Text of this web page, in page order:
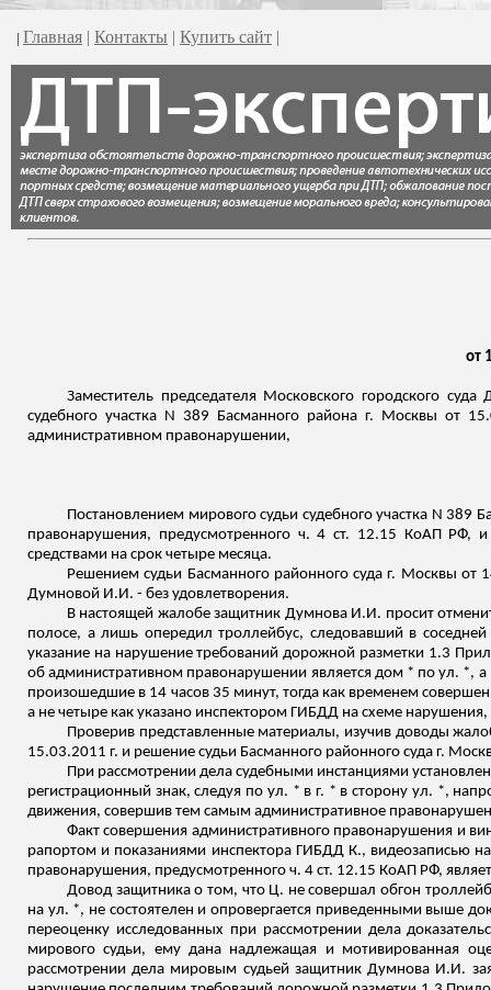
| Главная | Контакты | Купить сайт |
от
Заместитель председателя Московского городского
судебного участка N 389 Басманногорайона г. Москвы от
административном правонарушении,
Постановлением мирового судьи судебного участка N 389
правонарушения, предусмотренного ч. 4 ст. 12.15 КоАП РФ,
средствами на срок четыре месяца.
Решением судьи Басманногорайонного суда г. Москвы от
Думновой И.И. - без удовлетворения.
В настоящей жалобе защитник ДумноваИ.И. просит
полосе, а лишь опередил троллейбус, следовавший в
указание на нарушение требований дорожной разметки 1.3
об административном правонарушении является дом * по ул. *,
произошедшие в 14 часов 35 минут, тогда как временем
а не четыре как указано инспектором ГИБДД на схеме нарушения,
Проверив представленные материалы, изучив доводы
15.03.2011 г. и решение судьи Басманного районного суда г.
При рассмотрении дела судебными инстанциями
регистрационный знак, следуя по ул. * в г. * в сторону ул. *,
движения, совершив тем самым административное
Факт совершения административного правонарушения и
рапортом и показаниями инспектора ГИБДД К., видеозаписью
правонарушения, предусмотренного ч. 4 ст. 12.15 КоАП РФ,
Довод защитника о том, что Ц. не совершал обгон
на ул. *, не состоятелен и опровергается приведенными выше
переоценку исследованных при рассмотрении дела
мирового судьи, ему дана надлежащая и мотивированная
рассмотрении дела мировым судьей защитникДумнова И.И.